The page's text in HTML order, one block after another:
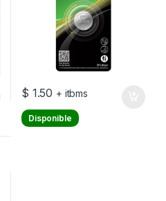
$ 1.50 + itbms
Disponible